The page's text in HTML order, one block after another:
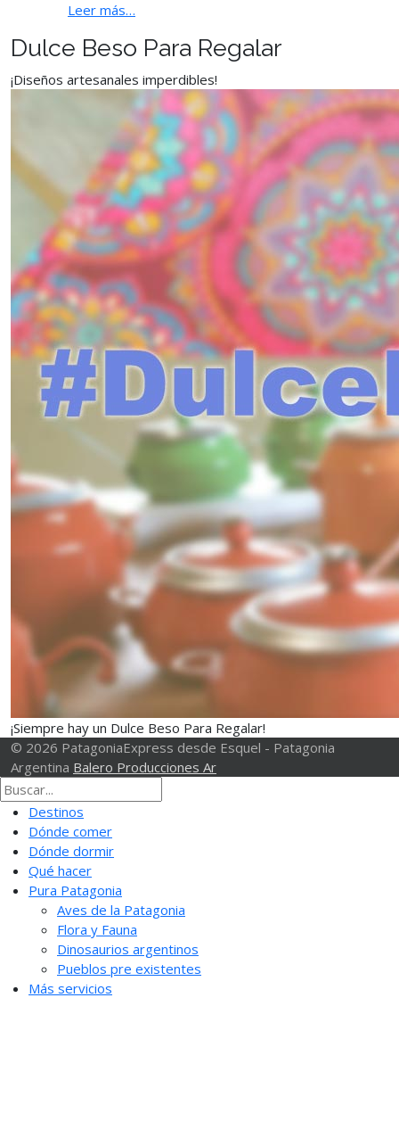
Leer más…
Dulce Beso Para Regalar
¡Diseños artesanales imperdibles!
¡Siempre hay un Dulce Beso Para Regalar!
© 2026 PatagoniaExpress desde Esquel - Patagonia
Argentina Balero Producciones Ar
Destinos
Dónde comer
Dónde dormir
Qué hacer
Pura Patagonia
Aves de la Patagonia
Flora y Fauna
Dinosaurios argentinos
Pueblos pre existentes
Más servicios